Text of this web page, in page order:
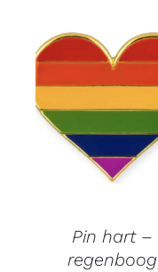
Pin hart –
regenboog